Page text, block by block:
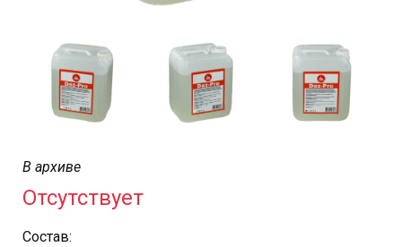
В архиве
Отсутствует
Состав: